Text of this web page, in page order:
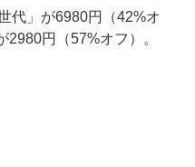
代」が6980円（42%オ
円（57%オフ）。